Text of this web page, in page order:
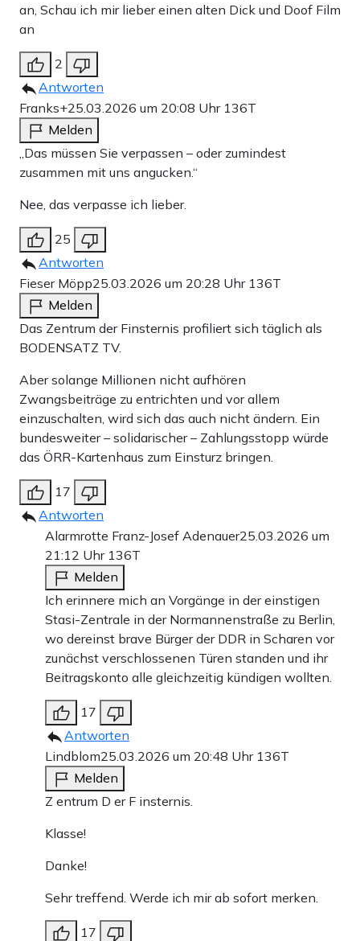
an, Schau ich mir lieber einen alten Dick und Doof Film
an
2
Antworten
Franks+25.03.2026 um 20:08 Uhr 136T
Melden
„Das müssen Sie verpassen – oder zumindest
zusammen mit uns angucken.“
Nee, das verpasse ich lieber.
25
Antworten
Fieser Möpp25.03.2026 um 20:28 Uhr 136T
Melden
Das Zentrum der Finsternis profiliert sich täglich als
BODENSATZ TV.
Aber solange Millionen nicht aufhören
Zwangsbeiträge zu entrichten und vor allem
einzuschalten, wird sich das auch nicht ändern. Ein
bundesweiter – solidarischer – Zahlungsstopp würde
das ÖRR-Kartenhaus zum Einsturz bringen.
17
Antworten
Alarmrotte Franz-Josef Adenauer25.03.2026 um
21:12 Uhr 136T
Melden
Ich erinnere mich an Vorgänge in der einstigen
Stasi-Zentrale in der Normannenstraße zu Berlin,
wo dereinst brave Bürger der DDR in Scharen vor
zunächst verschlossenen Türen standen und ihr
Beitragskonto alle gleichzeitig kündigen wollten.
17
Antworten
Lindblom25.03.2026 um 20:48 Uhr 136T
Melden
Z entrum D er F insternis.
Klasse!
Danke!
Sehr treffend. Werde ich mir ab sofort merken.
17